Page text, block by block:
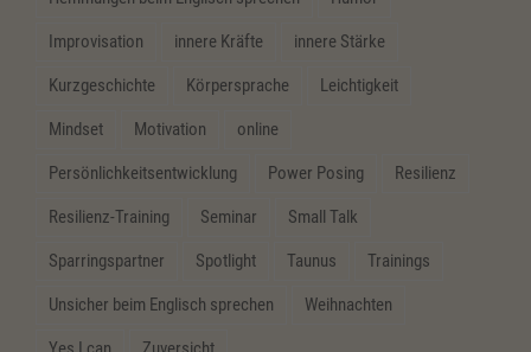
Improvisation innere Kräfte innere Stärke
Kurzgeschichte Körpersprache Leichtigkeit
Mindset Motivation online
Persönlichkeitsentwicklung Power Posing Resilienz
Resilienz-Training Seminar Small Talk
Sparringspartner Spotlight Taunus Trainings
Unsicher beim Englisch sprechen Weihnachten